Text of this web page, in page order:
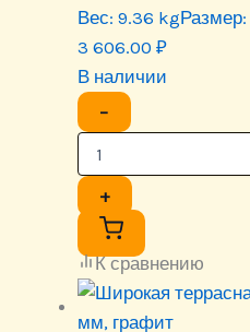
Вес: 9.36 kgРазмер:
3 606.00 ₽
В наличии
−
+
К сравнению